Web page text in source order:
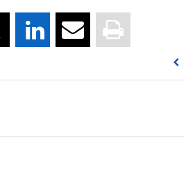
the effects of platelet-rich